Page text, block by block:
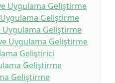
Uygulama Geliştirme
Geliştirme
Uygulama Geliştirme
Uygulama Geliştirme
Geliştirici
Geliştirme
Geliştirme